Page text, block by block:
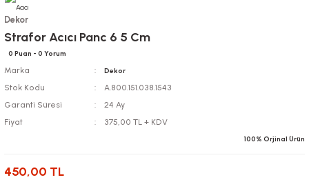
Dekor
Strafor Acıcı Panc 6 5 Cm
0 Puan - 0 Yorum
Marka Dekor
Stok Kodu
A.800.151.038.1543
Garanti Süresi
24 Ay
Fiyat
375,00 TL + KDV
100% Orjinal Ürün
450,00 TL